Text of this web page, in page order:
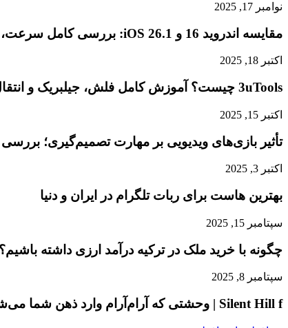
نوامبر 17, 2025
مقایسه اندروید 16 و iOS 26.1: بررسی کامل سرعت، امنیت و تجربه کاربری
اکتبر 18, 2025
3uTools چیست؟ آموزش کامل فلش، جیلبریک و انتقال فایل در آیفون
اکتبر 15, 2025
تأثیر بازی‌های ویدیویی بر مهارت تصمیم‌گیری؛
اکتبر 3, 2025
بهترین هاست برای ربات تلگرام در ایران و دنیا
سپتامبر 15, 2025
چگونه با خرید ملک در ترکیه درآمد ارزی داشته باشیم؟
سپتامبر 8, 2025
Silent Hill f | وحشتی که آرام‌آرام وارد ذهن شما می‌شود…